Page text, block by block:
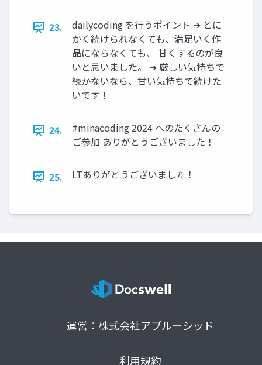
23.
dailycoding を行うポイント ➔ とに
かく続けられなくても、満足いく作
品にならなくても、 甘くするのが良
いと思いました。 ➔ 厳しい気持ちで
続かないなら、甘い気持ちで続けた
いです！
24.
#minacoding 2024 へのたくさんの
ご参加 ありがとうございました！
25. LTありがとうございました！
運営：株式会社アプルーシッド
利用規約